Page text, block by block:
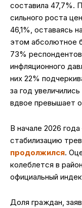
составила 47,7%.
сильного роста
46,1%, оставаясь
этом абсолютное
73%
инфляционного
них 22%
за год
вдвое превышает
В начале 2026
стабилизацию
продолжился.
колеблется в
официальный
Доля граждан,